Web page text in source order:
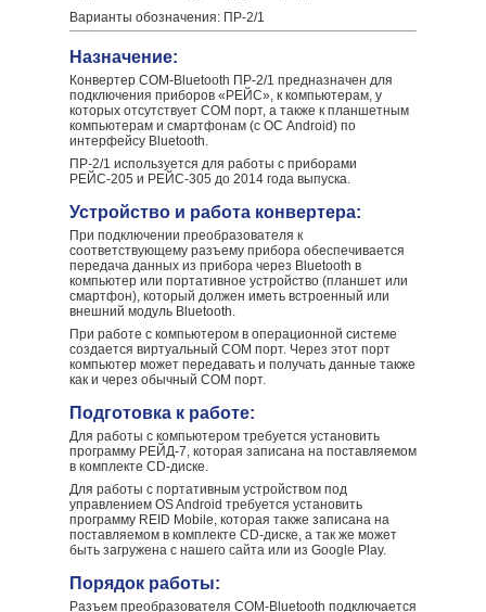
Варианты обозначения: ПР-2/1
Назначение:
Конвертер COM-Bluetooth ПР-2/1 предназначен для
подключения приборов «РЕЙС», к компьютерам, у
которых отсутствует COM порт, а также к планшетным
компьютерам и смартфонам (с ОС Android) по
интерфейсу Bluetooth.
ПР-2/1 используется для работы с приборами
РЕЙС-205 и РЕЙС-305 до 2014 года выпуска.
Устройство и работа конвертера:
При подключении преобразователя к
соответствующему разъему прибора обеспечивается
передача данных из прибора через Bluetooth в
компьютер или портативное устройство (планшет или
смартфон), который должен иметь встроенный или
внешний модуль Bluetooth.
При работе с компьютером в операционной системе
создается виртуальный СОМ порт. Через этот порт
компьютер может передавать и получать данные также
как и через обычный СОМ порт.
Подготовка к работе:
Для работы с компьютером требуется установить
программу РЕЙД-7, которая записана на поставляемом
в комплекте CD-диске.
Для работы с портативным устройством под
управлением OS Android требуется установить
программу REID Mobile, которая также записана на
поставляемом в комплекте CD-диске, а так же может
быть загружена с нашего сайта или из Google Play.
Порядок работы:
Разъем преобразователя COM-Bluetooth подключается